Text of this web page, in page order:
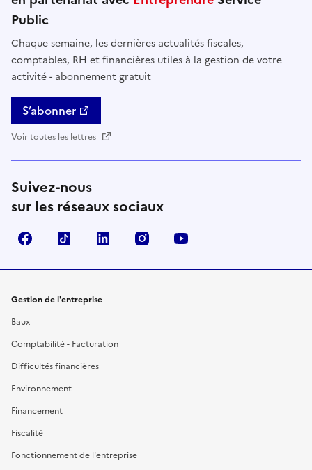
Public
Chaque semaine, les dernières actualités fiscales,
comptables, RH et financières utiles à la gestion de votre
activité - abonnement gratuit
S’abonner
Voir toutes les lettres
Suivez-nous
sur les réseaux sociaux
FacebookTikTok Linkedin Instagram
Gestion de l'entreprise
Baux
Comptabilité - Facturation
Difficultés financières
Environnement
Financement
Fiscalité
Fonctionnement de l'entreprise